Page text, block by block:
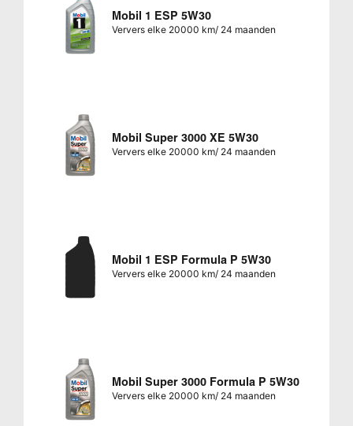
Mobil 1 ESP 5W30
Ververs elke 20000 km/ 24 maanden
Mobil Super 3000 XE 5W30
Ververs elke 20000 km/ 24 maanden
Mobil 1 ESP Formula P 5W30
Ververs elke 20000 km/ 24 maanden
Mobil Super 3000 Formula P 5W30
Ververs elke 20000 km/ 24 maanden